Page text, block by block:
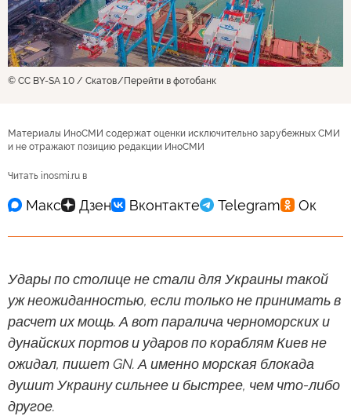
© CC BY-SA 1.0 / Скатов Перейти в фотобанк
Материалы ИноСМИ содержат оценки исключительно зарубежных СМИ
и не отражают позицию редакции ИноСМИ
Читать inosmi.ru в
Удары по столице не стали для Украины такой
уж неожиданностью, если только не принимать в
расчет их мощь. А вот паралича черноморских и
дунайских портов и ударов по кораблям Киев не
ожидал, пишет GN. А именно морская блокада
душит Украину сильнее и быстрее, чем что-либо
другое.